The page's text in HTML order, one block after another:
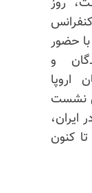
اردیبهشت ۱۴۰۵، کنفرانس
حضور
و
اروپا
نشست
تا کنون